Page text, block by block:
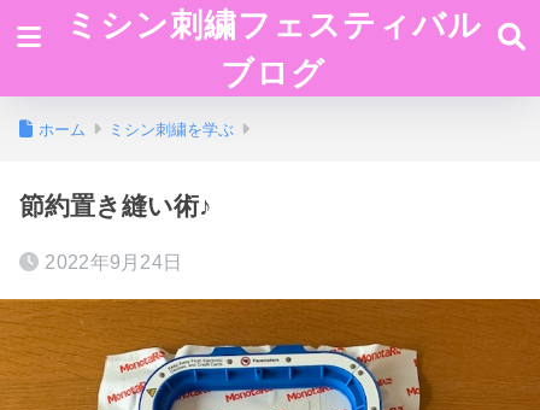
ミシン刺繍フェスティバル
ブログ
ホーム ミシン刺繍を学ぶ
節約置き縫い術♪
2022年9月24日